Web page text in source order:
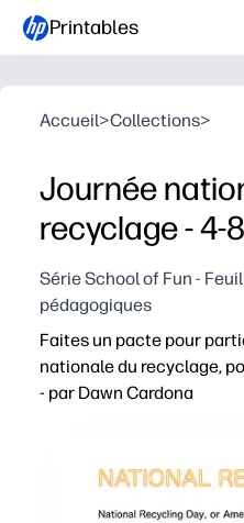
Printables
Accueil>Collections>
Journée
recyclage - 4-
Série School of Fun -
pédagogiques
Faites un pacte pour
nationale du recyclage,
- par Dawn Cardona